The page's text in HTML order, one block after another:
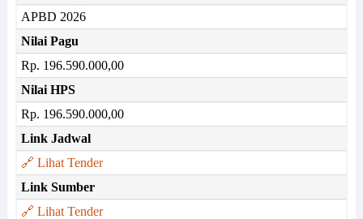
APBD 2026
Nilai Pagu
Rp. 196.590.000,00
Nilai HPS
Rp. 196.590.000,00
Link Jadwal
🔗 Lihat Tender
Link Sumber
🔗 Lihat Tender